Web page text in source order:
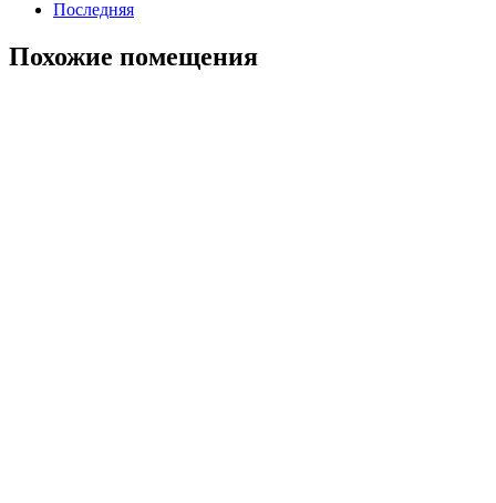
Последняя
Похожие помещения